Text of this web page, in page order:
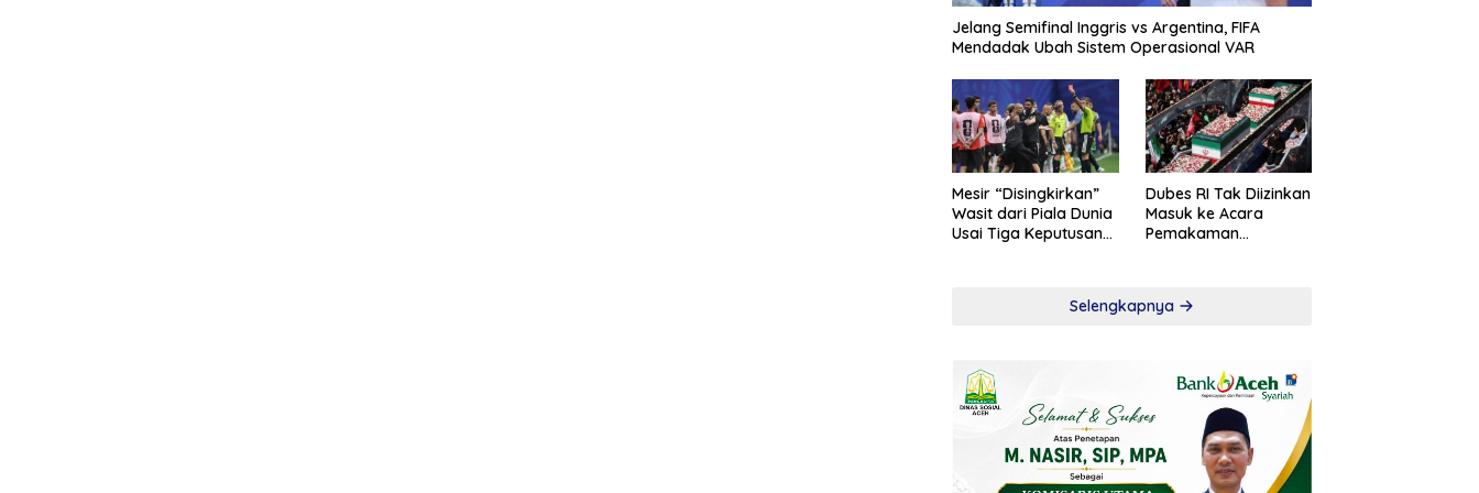
Jelang Semifinal Inggris vs Argentina, FIFA
Mendadak Ubah Sistem Operasional VAR
Mesir “Disingkirkan”
Wasit dari Piala Dunia
Usai Tiga Keputusan
Dubes RI Tak Diizinkan
Masuk ke Acara
Pemakaman
Selengkapnya